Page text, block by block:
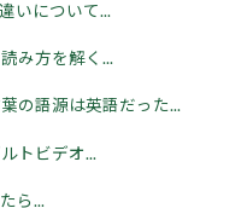
いについて...
み方を解く...
の語源は英語だった...
トビデオ...
ら...